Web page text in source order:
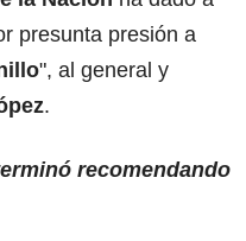
presunta presión a
", al general y
.
recomendando